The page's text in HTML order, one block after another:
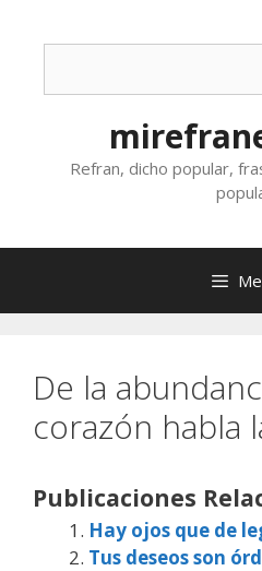
Refran, dicho popular,
De la
corazón habla
Publicaciones
Hay ojos que de
Tus deseos son